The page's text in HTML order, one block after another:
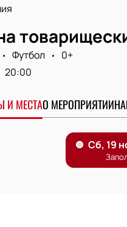
Футбол
0+
20:00
И МЕСТАО МЕРОПРИЯТИИ